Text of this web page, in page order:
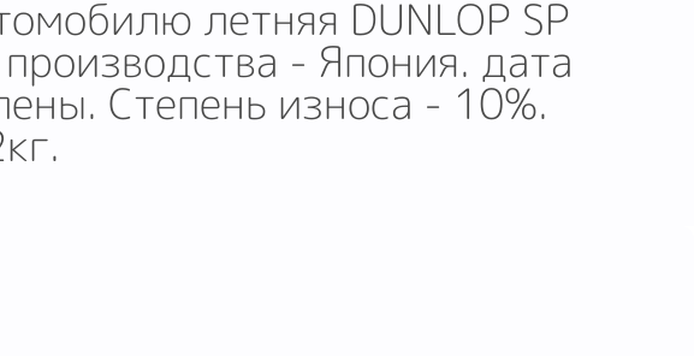
летняя DUNLOP SP
- Япония. дата
Степень износа - 10%.